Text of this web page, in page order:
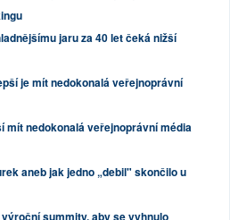
jaru za 40 let čeká nižší
je mít nedokonalá veřejnoprávní
mít nedokonalá veřejnoprávní média
aneb jak jedno „debil" skončilo u
summity, aby se vyhnulo